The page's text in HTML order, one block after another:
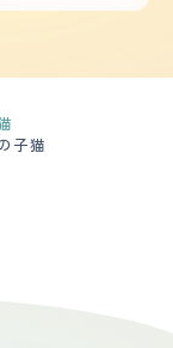
ろや、いじっ
をいくつか入
らえるので子
ことも無いの
着
良猫の声を聞
かもしれま
まにブラッシ
。また月に１
子猫